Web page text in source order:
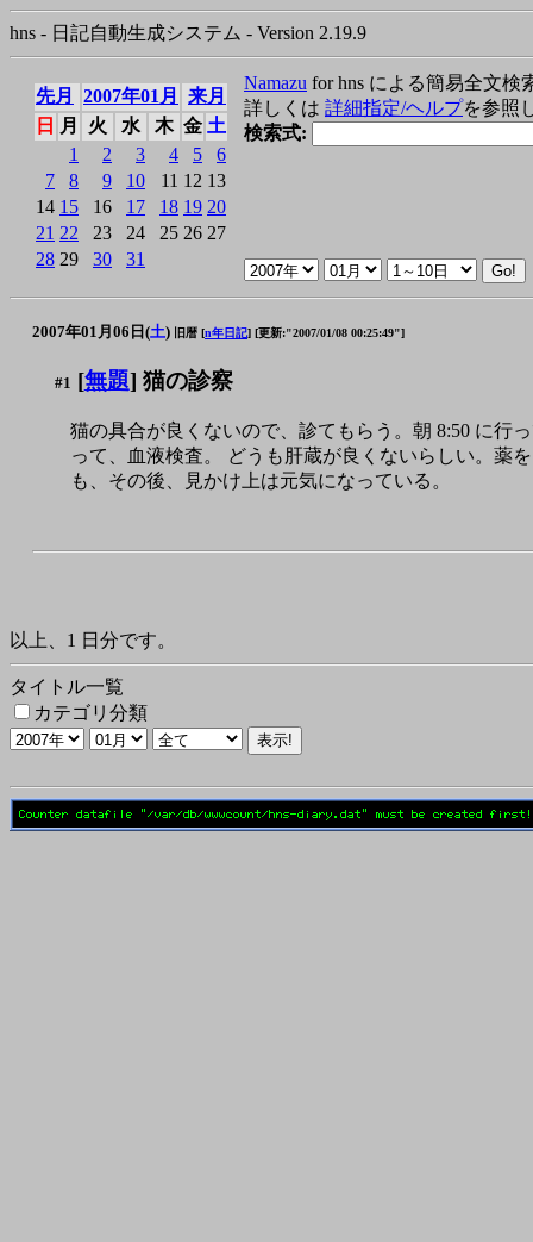
hns - 日記自動生成システム - Version 2.19.9
先月 2007年01月
来月
日
月 火 水 木 金 土
1
2 3 4 5
6
7
8 9 10 11 12 13
14 15 16 17 18 19 20
21 22 23 24 25 26 27
28 29 30 31
Namazu for hns による簡易全文検
詳しくは 詳細指定/ヘルプを参照
検索式:
2007年01月06日(土) 旧暦 [n年日記] [更新:"2007/01/08 00:25:49"]
#1 [無題] 猫の診察
猫の具合が良くないので、診てもらう。朝 8:50 に行
って、血液検査。 どうも肝蔵が良くないらしい。薬
も、その後、見かけ上は元気になっている。
以上、1 日分です。
タイトル一覧
カテゴリ分類